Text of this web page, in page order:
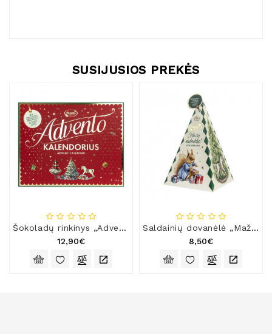
SUSIJUSIOS PREKĖS
Šokoladų rinkinys „Advento kalendorius“
12,90€
Saldainių dovanėlė „Mažų stebuklų!“
8,50€